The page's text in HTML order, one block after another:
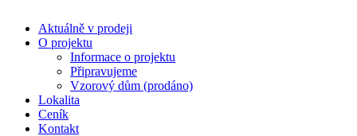
Aktuálně v prodeji
O projektu
Informace o projektu
Připravujeme
Vzorový dům (prodáno)
Lokalita
Ceník
Kontakt